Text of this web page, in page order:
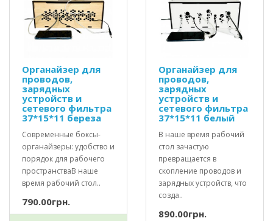
Органайзер для
проводов,
зарядных
устройств и
сетевого фильтра
37*15*11 береза
Современные боксы-
органайзеры: удобство и
порядок для рабочего
пространстваВ наше
время рабочий стол..
790.00грн.
Органайзер для
проводов,
зарядных
устройств и
сетевого фильтра
37*15*11 белый
В наше время рабочий
стол зачастую
превращается в
скопление проводов и
зарядных устройств, что
созда..
890.00грн.